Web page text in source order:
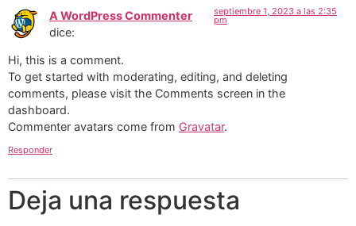
A WordPress Commenter
dice:
septiembre 1, 2023 a las 2:35
pm
Hi, this is a comment.
To get started with moderating, editing, and deleting
comments, please visit the Comments screen in the
dashboard.
Commenter avatars come from Gravatar.
Responder
Deja una respuesta